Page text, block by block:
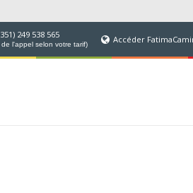
249 538 565
de l'appel selon votre tarif) Accéder